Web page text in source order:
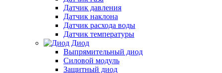
Датчик давления
Датчик наклона
Датчик расхода воды
Датчик температуры
Диод
Выпрямительный диод
Силовой модуль
Защитный диод